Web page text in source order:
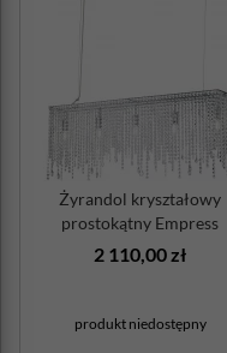
Żyrandol kryształowy
prostokątny Empress
Maytoni
2 110,00 zł
produkt niedostępny